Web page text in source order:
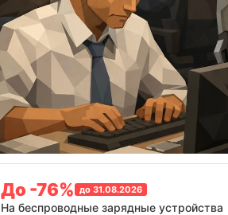
До -76% до 31.08.2026
На беспроводные зарядные устройства